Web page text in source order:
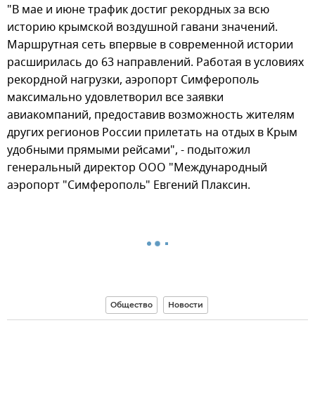
"В мае и июне трафик достиг рекордных за всю
историю крымской воздушной гавани значений.
Маршрутная сеть впервые в современной истории
расширилась до 63 направлений. Работая в условиях
рекордной нагрузки, аэропорт Симферополь
максимально удовлетворил все заявки
авиакомпаний, предоставив возможность жителям
других регионов России прилетать на отдых в Крым
удобными прямыми рейсами", - подытожил
генеральный директор ООО "Международный
аэропорт "Симферополь" Евгений Плаксин.
Общество Новости